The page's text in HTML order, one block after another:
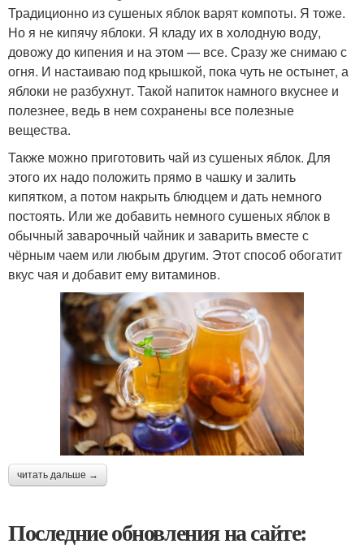
Традиционно из сушеных яблок варят компоты. Я тоже.
Но я не кипячу яблоки. Я кладу их в холодную воду,
довожу до кипения и на этом — все. Сразу же снимаю с
огня. И настаиваю под крышкой, пока чуть не остынет, а
яблоки не разбухнут. Такой напиток намного вкуснее и
полезнее, ведь в нем сохранены все полезные
вещества.
Также можно приготовить чай из сушеных яблок. Для
этого их надо положить прямо в чашку и залить
кипятком, а потом накрыть блюдцем и дать немного
постоять. Или же добавить немного сушеных яблок в
обычный заварочный чайник и заварить вместе с
чёрным чаем или любым другим. Этот способ обогатит
вкус чая и добавит ему витаминов.
читать дальше →
Последние обновления на сайте: